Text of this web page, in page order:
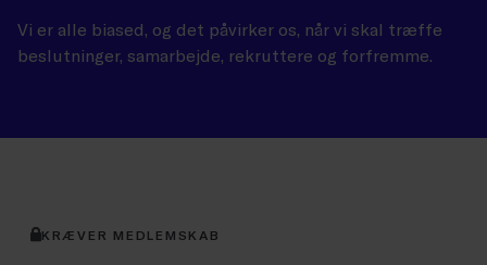
Vi er alle biased, og det påvirker os, når vi skal træffe
beslutninger, samarbejde, rekruttere og forfremme.
KRÆVER MEDLEMSKAB